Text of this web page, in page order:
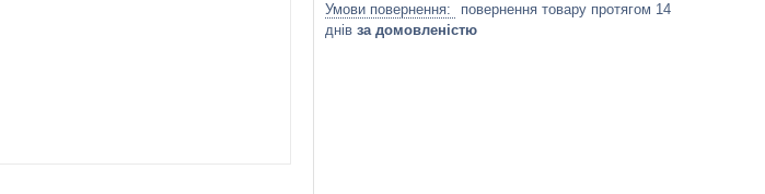
повернення товару протягом 14
днів за домовленістю